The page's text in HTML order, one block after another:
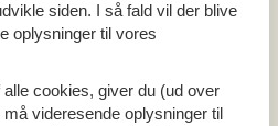
siden. I så fald vil der blive
oplysninger til vores
cookies, giver du (ud over
videresende oplysninger til